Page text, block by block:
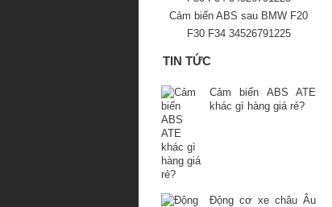
Cảm biến ABS sau BMW F20
F30 F34 34526791225
TIN TỨC
Cảm biến ABS ATE
khác gì hàng giá rẻ?
Động cơ xe châu Âu